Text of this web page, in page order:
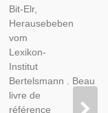
Bit-Elr,
Herausebeben
vom
Lexikon-
Institut
Bertelsmann . Beau
livre de
référence